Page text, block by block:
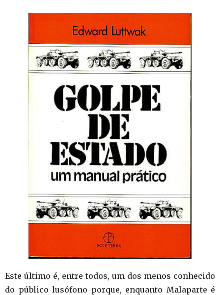
Este último é, entre todos, um dos menos conhecido
do público lusófono porque, enquanto Malaparte é